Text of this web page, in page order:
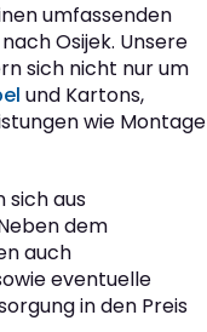
umfassenden
Osijek. Unsere
sich nicht nur um
und Kartons,
wie Montage
sich aus
dem
auch
eventuelle
in den Preis